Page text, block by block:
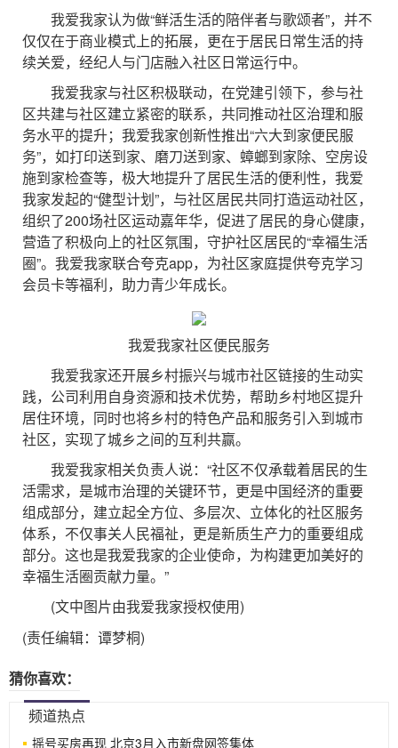
我爱我家认为做“鲜活生活的陪伴者与歌颂者”，并不
仅仅在于商业模式上的拓展，更在于居民日常生活的持
续关爱，经纪人与门店融入社区日常运行中。
我爱我家与社区积极联动，在党建引领下，参与社
区共建与社区建立紧密的联系，共同推动社区治理和服
务水平的提升；我爱我家创新性推出“六大到家便民服
务”，如打印送到家、磨刀送到家、蟑螂到家除、空房设
施到家检查等，极大地提升了居民生活的便利性，我爱
我家发起的“健型计划”，与社区居民共同打造运动社区，
组织了200场社区运动嘉年华，促进了居民的身心健康，
营造了积极向上的社区氛围，守护社区居民的“幸福生活
圈”。我爱我家联合夸克app，为社区家庭提供夸克学习
会员卡等福利，助力青少年成长。
我爱我家社区便民服务
我爱我家还开展乡村振兴与城市社区链接的生动实
践，公司利用自身资源和技术优势，帮助乡村地区提升
居住环境，同时也将乡村的特色产品和服务引入到城市
社区，实现了城乡之间的互利共赢。
我爱我家相关负责人说：“社区不仅承载着居民的生
活需求，是城市治理的关键环节，更是中国经济的重要
组成部分，建立起全方位、多层次、立体化的社区服务
体系，不仅事关人民福祉，更是新质生产力的重要组成
部分。这也是我爱我家的企业使命，为构建更加美好的
幸福生活圈贡献力量。”
(文中图片由我爱我家授权使用)
(责任编辑：谭梦桐)
猜你喜欢：
频道热点
摇号买房再现 北京3月入市新盘网签集体